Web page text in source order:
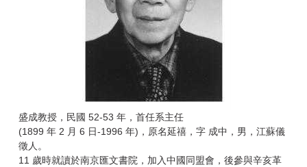
盛成教授，民國 52-53 年，首任系主任
(1899 年 2 月 6 日-1996 年)，原名延禧，字 成中，男，江蘇儀
徵人。
11 歲時就讀於南京匯文書院，加入中國同盟會，後參與辛亥革